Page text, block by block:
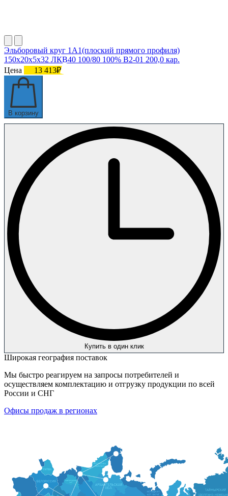
Эльборовый круг 1А1(плоский прямого профиля)
150х20х5х32 ЛКВ40 100/80 100% В2-01 200,0 кар.
Цена
13 413₽
В корзину
Купить в один клик
Широкая география поставок
Мы быстро реагируем на запросы потребителей и
осуществляем комплектацию и отгрузку продукции по всей
России и СНГ
Офисы продаж в регионах